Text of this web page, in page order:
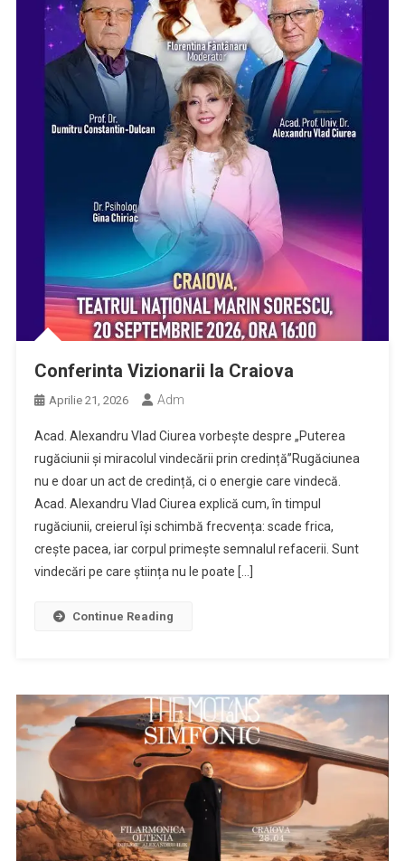
Conferinta Vizionarii la Craiova
Aprilie 21, 2026 Adm
Acad. Alexandru Vlad Ciurea vorbește despre „Puterea
rugăciunii și miracolul vindecării prin credință”Rugăciunea
nu e doar un act de credință, ci o energie care vindecă.
Acad. Alexandru Vlad Ciurea explică cum, în timpul
rugăciunii, creierul își schimbă frecvența: scade frica,
crește pacea, iar corpul primește semnalul refacerii. Sunt
vindecări pe care știința nu le poate […]
Continue Reading